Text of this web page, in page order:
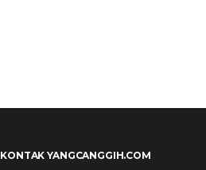
KONTAK YANGCANGGIH.COM